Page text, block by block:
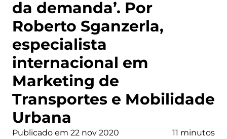
da demanda’. Por
Roberto Sganzerla,
especialista
internacional em
Marketing de
Transportes e Mobilidade
Urbana
Publicado em 22 nov 2020 11 minutos